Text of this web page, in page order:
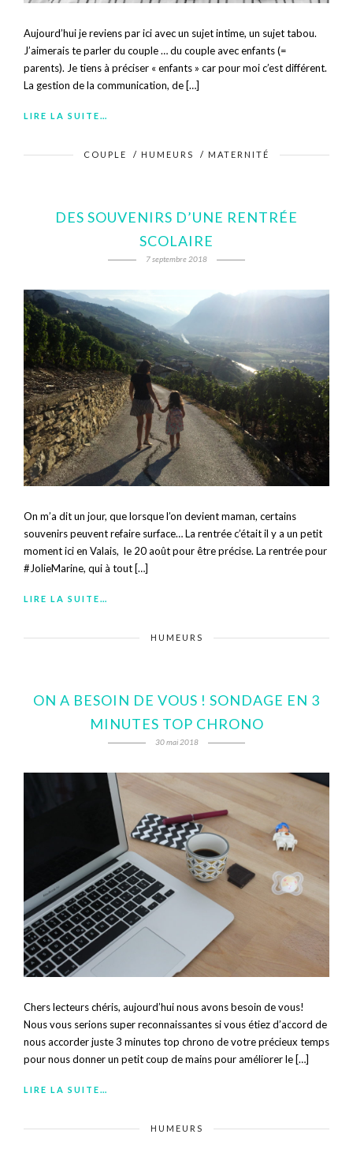
Aujourd’hui je reviens par ici avec un sujet intime, un sujet tabou.
J’aimerais te parler du couple … du couple avec enfants (=
parents). Je tiens à préciser « enfants » car pour moi c’est différent.
La gestion de la communication, de […]
LIRE LA SUITE…
COUPLE / HUMEURS / MATERNITÉ
DES SOUVENIRS D’UNE RENTRÉE
SCOLAIRE
7 septembre 2018
On m’a dit un jour, que lorsque l’on devient maman, certains
souvenirs peuvent refaire surface… La rentrée c’était il y a un petit
moment ici en Valais, le 20 août pour être précise. La rentrée pour
#JolieMarine, qui à tout […]
LIRE LA SUITE…
HUMEURS
ON A BESOIN DE VOUS ! SONDAGE EN 3
MINUTES TOP CHRONO
30 mai 2018
Chers lecteurs chéris, aujourd’hui nous avons besoin de vous!
Nous vous serions super reconnaissantes si vous étiez d’accord de
nous accorder juste 3 minutes top chrono de votre précieux temps
pour nous donner un petit coup de mains pour améliorer le […]
LIRE LA SUITE…
HUMEURS